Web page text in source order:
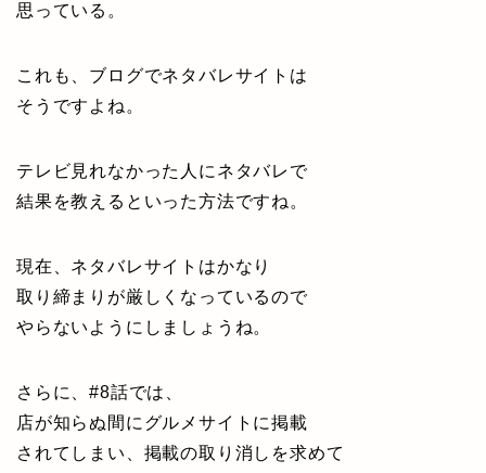
思っている。
これも、ブログでネタバレサイトは
そうですよね。
テレビ見れなかった人にネタバレで
結果を教えるといった方法ですね。
現在、ネタバレサイトはかなり
取り締まりが厳しくなっているので
やらないようにしましょうね。
さらに、#8話では、
店が知らぬ間にグルメサイトに掲載
されてしまい、掲載の取り消しを求めて